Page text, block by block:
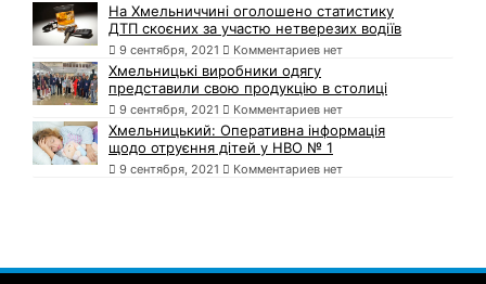
На Хмельниччині оголошено статистику
ДТП скоєних за участю нетверезих водіїв
9 сентября, 2021 Комментариев нет
Хмельницькі виробники одягу
представили свою продукцію в столиці
9 сентября, 2021 Комментариев нет
Хмельницький: Оперативна інформація
щодо отруєння дітей у НВО № 1
9 сентября, 2021 Комментариев нет